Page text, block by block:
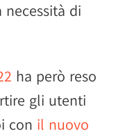
di
ha però reso
gli utenti
con il nuovo